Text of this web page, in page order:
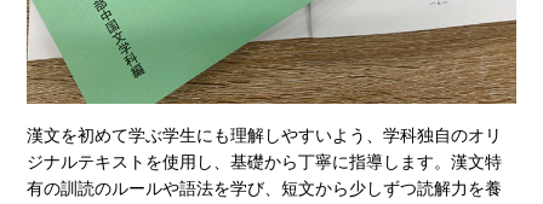
漢文を初めて学ぶ学生にも理解しやすいよう、学科独自のオリ
ジナルテキストを使用し、基礎から丁寧に指導します。漢文特
有の訓読のルールや語法を学び、短文から少しずつ読解力を養